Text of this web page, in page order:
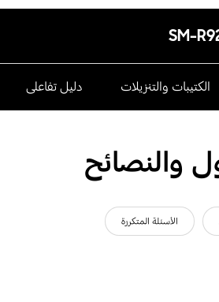
SM-
الكتيبات والتنزيلات دليل تفاعلى
والنصائح
الأسئلة المتكررة